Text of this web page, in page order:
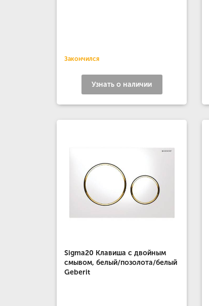
Закончился
Узнать о наличии
Sigma20 Клавиша с двойным
смывом, белый/позолота/белый
Geberit